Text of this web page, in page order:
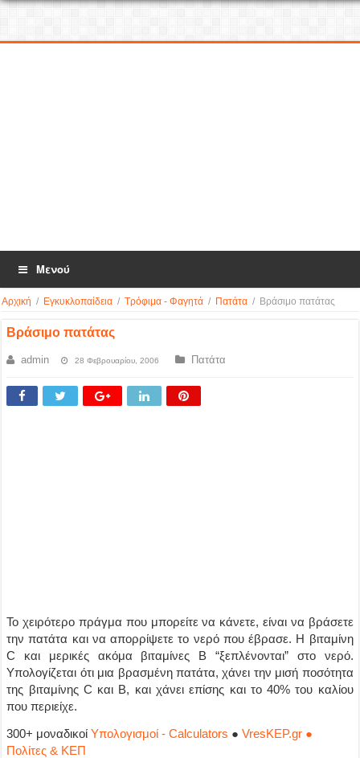
Μενού
Αρχική / Εγκυκλοπαίδεια / Τρόφιμα - Φαγητά / Πατάτα / Βράσιμο πατάτας
Βράσιμο πατάτας
admin 28 Φεβρουαρίου, 2006 Πατάτα
Το χειρότερο πράγμα που μπορείτε να κάνετε, είναι να βράσετε
την πατάτα και να απορρίψετε το νερό που έβρασε. Η βιταμίνη
C και μερικές ακόμα βιταμίνες Β “ξεπλένονται” στο νερό.
Υπολογίζεται ότι μια βρασμένη πατάτα, χάνει την μισή ποσότητα
της βιταμίνης C και Β, και χάνει επίσης και το 40% του καλίου
που περιείχε.
300+ μοναδικοίΥπολογισμοί - Calculators ●VresKEP.gr ●
Πολίτες & ΚΕΠ